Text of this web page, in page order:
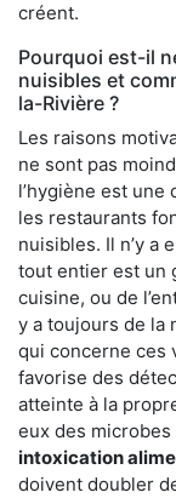
créent.
Pourquoi est-il
nuisibles et
la-Rivière ?
Les raisons
ne sont pas
l’hygiène est
les restaurants
nuisibles. Il n’y a
tout entier est un
cuisine, ou de
y a toujours de la
qui concerne ces
favorise des
atteinte à la
eux des
intoxication
doivent doubler